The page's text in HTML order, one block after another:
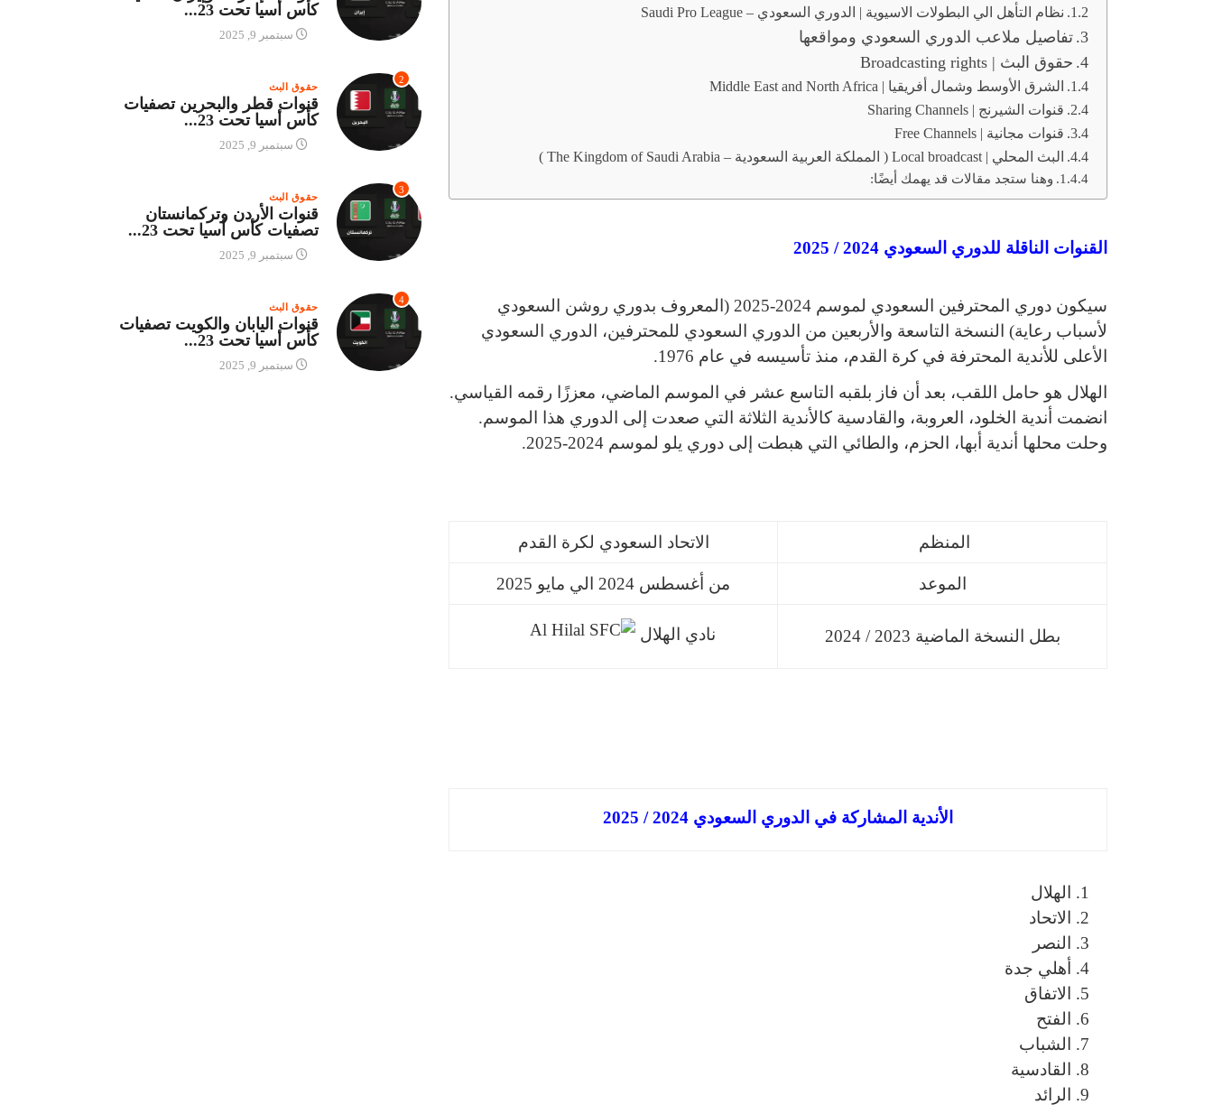
نظام التأهل الي البطولات الاسيوية | الدوري السعودي – Saudi Pro League
تفاصيل ملاعب الدوري السعودي ومواقعها
حقوق البث | Broadcasting rights
الشرق الأوسط وشمال أفريقيا | Middle East and North Africa
قنوات الشيرنج | Sharing Channels
قنوات مجانية | Free Channels
البث المحلي | Local broadcast ( المملكة العربية السعودية – The Kingdom of Saudi Arabia )
وهنا ستجد مقالات قد يهمك أيضًا:
القنوات الناقلة للدوري السعودي 2024 / 2025
سيكون دوري المحترفين السعودي لموسم 2024-2025 (المعروف بدوري روشن السعودي
لأسباب رعاية) النسخة التاسعة والأربعين من الدوري السعودي للمحترفين، الدوري السعودي
الأعلى للأندية المحترفة في كرة القدم، منذ تأسيسه في عام 1976.
الهلال هو حامل اللقب، بعد أن فاز بلقبه التاسع عشر في الموسم الماضي، معززًا رقمه القياسي.
انضمت أندية الخلود، العروبة، والقادسية كالأندية الثلاثة التي صعدت إلى الدوري هذا الموسم.
وحلت محلها أندية أبها، الحزم، والطائي التي هبطت إلى دوري يلو لموسم 2024-2025.
المنظم الاتحاد السعودي لكرة القدم
الموعد من أغسطس 2024 الي مايو 2025
بطل النسخة الماضية 2023 / 2024 نادي الهلال
الأندية المشاركة في الدوري السعودي 2024 / 2025
الهلال
الاتحاد
النصر
أهلي جدة
الاتفاق
الفتح
الشباب
القادسية
الرائد
كأس أسيا تحت 23...
سبتمبر 9, 2025
2
حقوق البث
قنوات قطر والبحرين تصفيات
كأس أسيا تحت 23...
سبتمبر 9, 2025
3
حقوق البث
قنوات الأردن وتركمانستان
تصفيات كأس أسيا تحت 23...
سبتمبر 9, 2025
4
حقوق البث
قنوات اليابان والكويت تصفيات
كأس أسيا تحت 23...
سبتمبر 9, 2025